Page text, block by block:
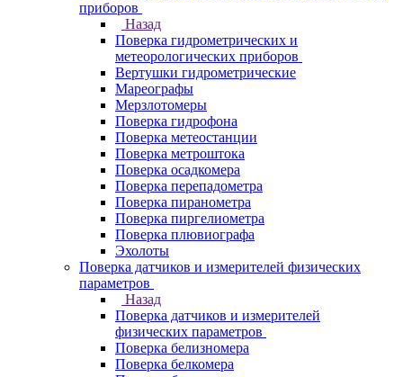
приборов
Назад
Поверка гидрометрических и
метеорологических приборов
Вертушки гидрометрические
Мареографы
Мерзлотомеры
Поверка гидрофона
Поверка метеостанции
Поверка метроштока
Поверка осадкомера
Поверка перепадометра
Поверка пиранометра
Поверка пиргелиометра
Поверка плювиографа
Эхолоты
Поверка датчиков и измерителей физических
параметров
Назад
Поверка датчиков и измерителей
физических параметров
Поверка белизномера
Поверка белкомера